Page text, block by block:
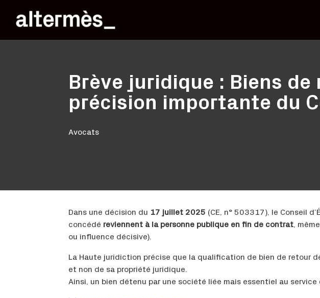
Brève juridique : Biens
précision importante du
Avocats
Dans une décision du 17 juillet 2025 (CE, n° 503317), le Conseil
concédé reviennent à la personne publique en fin de contrat,
ou influence décisive).
La Haute juridiction précise que la qualification de bien de retour
et non de sa propriété juridique.
Ainsi, un bien détenu par une société liée mais essentiel au